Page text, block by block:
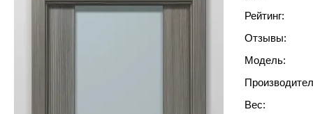
Рейтинг:
Отзывы:
Модель:
Вес: